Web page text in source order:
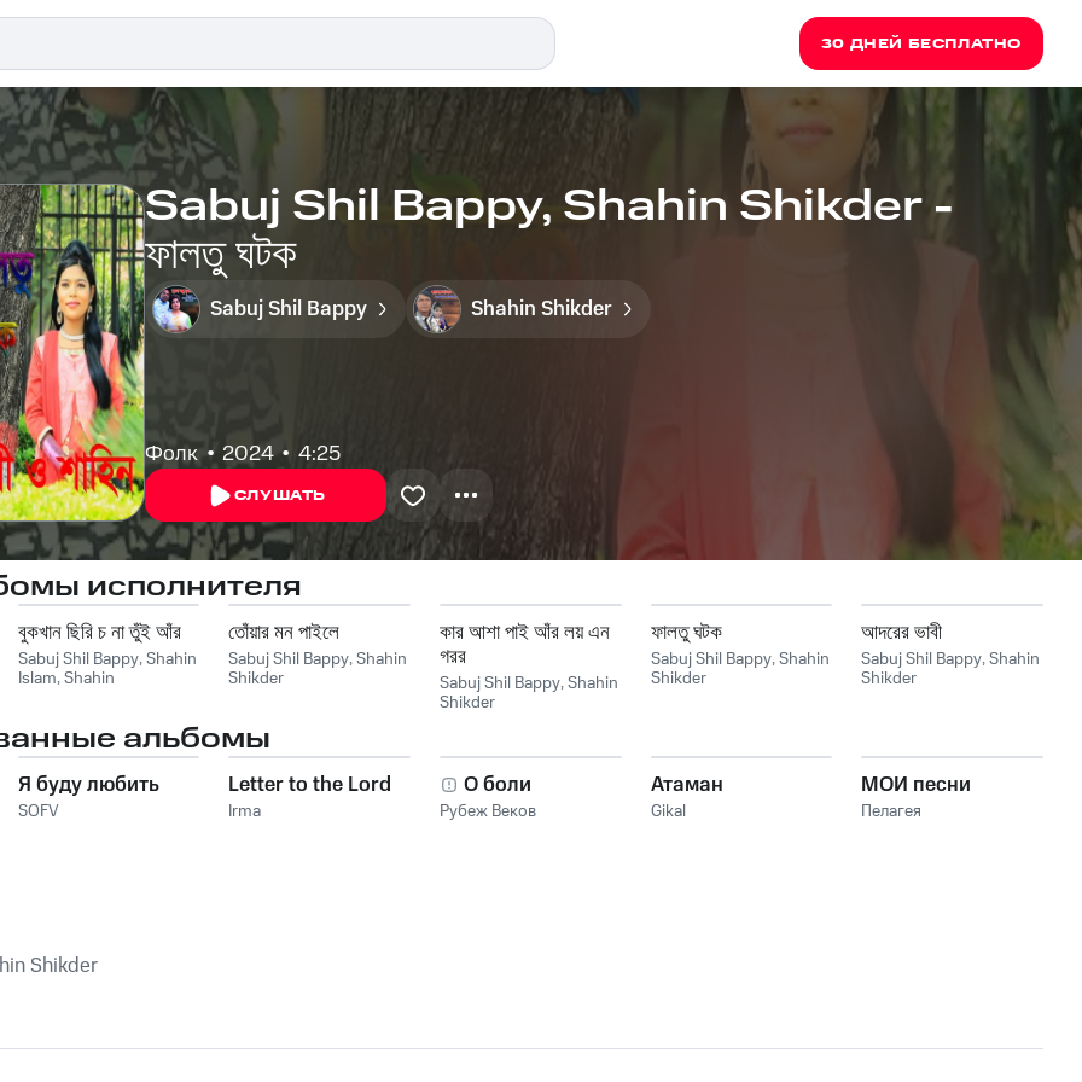
30 ДНЕЙ БЕСПЛАТНО
Sabuj Shil Bappy, Shahin Shikder -
ফালতু ঘটক
Sabuj Shil Bappy Shahin Shikder
Фолк 2024 4:25
СЛУШАТЬ
исполнителя
বুকখান ছিরি চ না তুঁই আঁর
Sabuj Shil Bappy,Shahin
Islam,Shahin
তোঁয়ার মন পাইলে
Sabuj Shil Bappy,Shahin
Shikder
কার আশা পাই আঁর লয় এন
গরর
Sabuj Shil Bappy,Shahin
Shikder
ফালতু ঘটক
Sabuj Shil Bappy,Shahin
Shikder
আদরের ভাবী
Sabuj Shil Bappy,Shahin
Shikder
альбомы
Я буду любить
SOFV
Letter to the Lord
Irma
О боли
Рубеж Веков
Атаман
Gikal
МОИ песни
Пелагея
Shikder